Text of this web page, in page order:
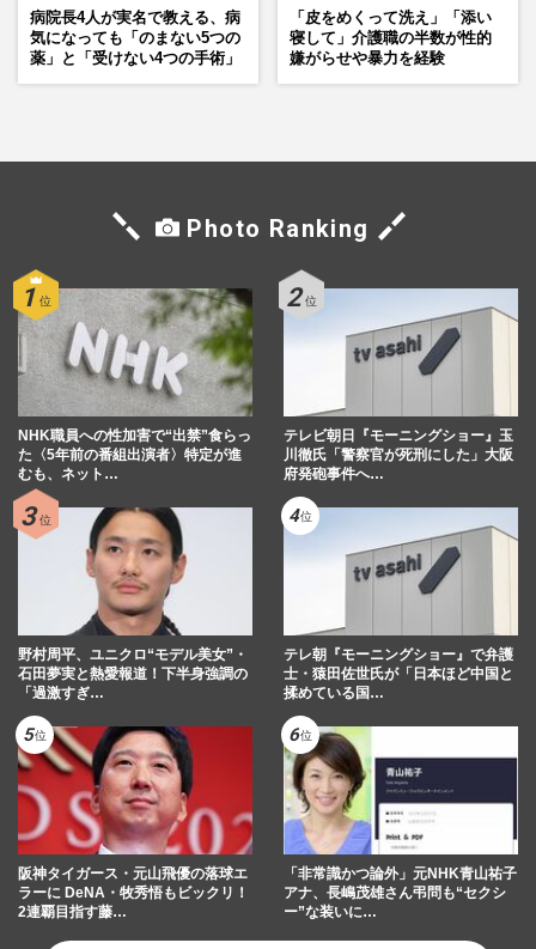
病院長4人が実名で教える、病
気になっても「のまない5つの
薬」と「受けない4つの手術」
「皮をめくって洗え」「添い
寝して」介護職の半数が性的
嫌がらせや暴力を経験
Photo Ranking
NHK職員への性加害で“出禁”食らっ
た〈5年前の番組出演者〉特定が進
むも、ネット…
テレビ朝日『モーニングショー』玉
川徹氏「警察官が死刑にした」大阪
府発砲事件へ…
野村周平、ユニクロ“モデル美女”・
石田夢実と熱愛報道！下半身強調の
「過激すぎ…
テレ朝『モーニングショー』で弁護
士・猿田佐世氏が「日本ほど中国と
揉めている国…
阪神タイガース・元山飛優の落球エ
ラーに DeNA・牧秀悟もビックリ！
2連覇目指す藤…
「非常識かつ論外」元NHK青山祐子
アナ、長嶋茂雄さん弔問も“セクシ
ー”な装いに…